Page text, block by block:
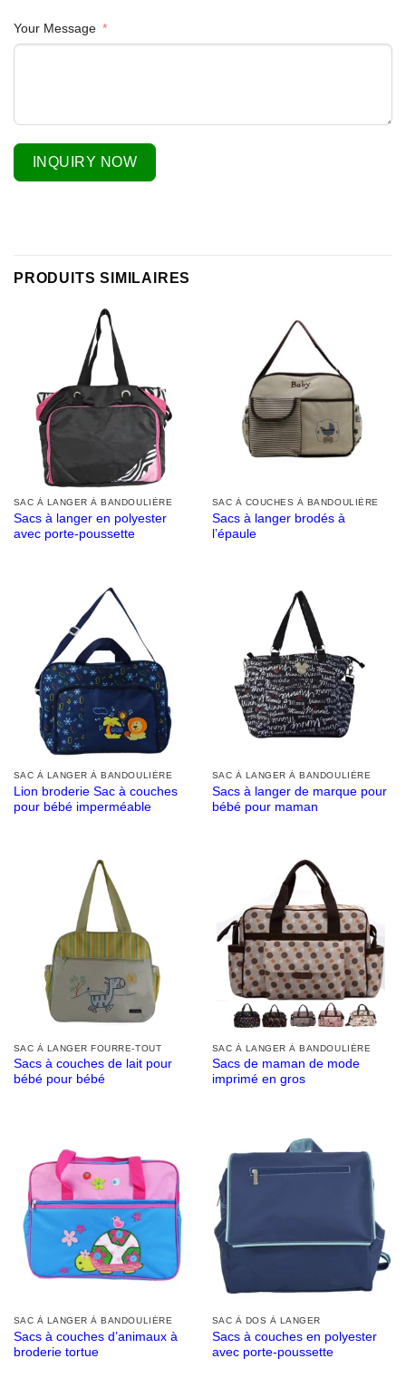
Your Message
INQUIRY NOW
PRODUITS SIMILAIRES
SAC À LANGER À BANDOULIÈRE
Sacs à langer en polyester
avec porte-poussette
SAC À COUCHES À BANDOULIÈRE
Sacs à langer brodés à
l’épaule
SAC À LANGER À BANDOULIÈRE
Lion broderie Sac à couches
pour bébé imperméable
SAC À LANGER À BANDOULIÈRE
Sacs à langer de marque pour
bébé pour maman
SAC À LANGER FOURRE-TOUT
Sacs à couches de lait pour
bébé pour bébé
SAC À LANGER À BANDOULIÈRE
Sacs de maman de mode
imprimé en gros
SAC À LANGER À BANDOULIÈRE
Sacs à couches d’animaux à
broderie tortue
SAC À DOS À LANGER
Sacs à couches en polyester
avec porte-poussette